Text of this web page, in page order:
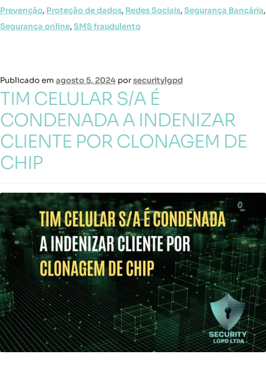
Prevenção, Proteção de dados, Redes Sociais,Segurança Bancária,
Segurança online,SMS fraudulento
Publicado em agosto 5, 2024 porsecuritylgpd
TIM CELULAR S/A É
CONDENADA A INDENIZAR
CLIENTE POR CLONAGEM DE
CHIP